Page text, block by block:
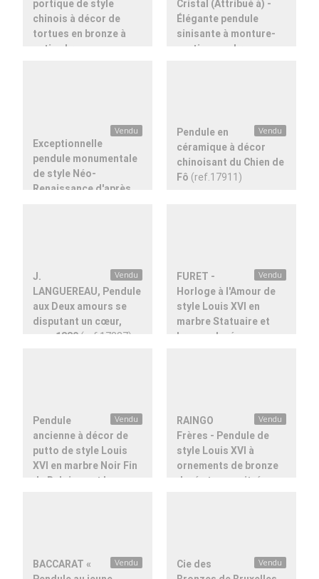
portique de style
chinois à décor de
tortues en bronze à
patine brune
Cristal (Attribué à) -
Élégante pendule
sinisante à monture-
portique en bronze
Vendu
Exceptionnelle
pendule monumentale
de style Néo-
Renaissance d'après
Vendu
Pendule en
céramique à décor
chinoisant du Chien de
Fô (ref.17911)
Vendu
J.
LANGUEREAU, Pendule
aux Deux amours se
disputant un cœur,
vers 1880 (ref.17887)
Vendu
FURET -
Horloge à l'Amour de
style Louis XVI en
marbre Statuaire et
bronze doré
Vendu
Pendule
ancienne à décor de
putto de style Louis
XVI en marbre Noir Fin
de Belgique et bronze
Vendu
RAINGO
Frères - Pendule de
style Louis XVI à
ornements de bronze
doré et cage vitrée
Vendu
BACCARAT «
Vendu
Cie des